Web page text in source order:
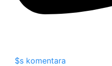
$s komentara